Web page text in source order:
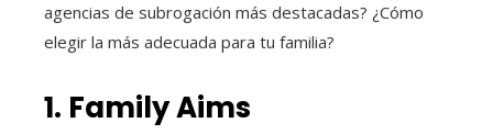
agencias de subrogación más destacadas? ¿Cómo
elegir la más adecuada para tu familia?
1. Family Aims